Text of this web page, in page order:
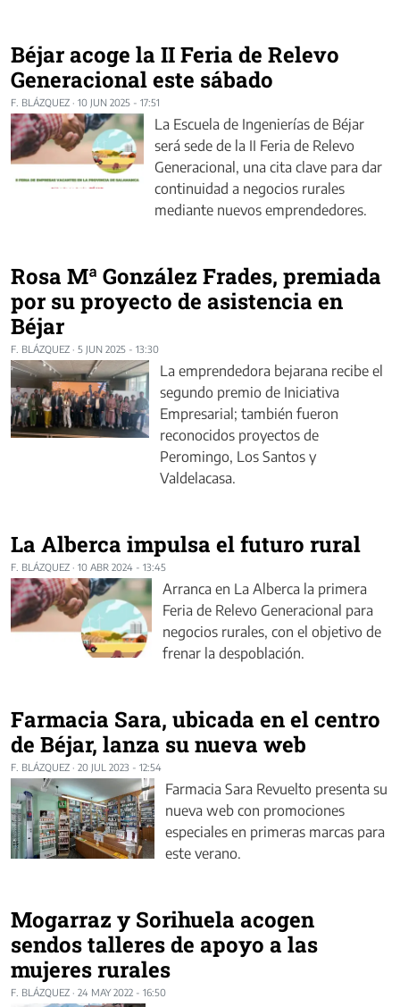
Béjar acoge la II Feria de Relevo
Generacional este sábado
F. BLÁZQUEZ · 10 JUN 2025 - 17:51
La Escuela de Ingenierías de Béjar
será sede de la II Feria de Relevo
Generacional, una cita clave para dar
continuidad a negocios rurales
mediante nuevos emprendedores.
Rosa Mª González Frades, premiada
por su proyecto de asistencia en
Béjar
F. BLÁZQUEZ · 5 JUN 2025 - 13:30
La emprendedora bejarana recibe el
segundo premio de Iniciativa
Empresarial; también fueron
reconocidos proyectos de
Peromingo, Los Santos y
Valdelacasa.
La Alberca impulsa el futuro rural
F. BLÁZQUEZ · 10 ABR 2024 - 13:45
Arranca en La Alberca la primera
Feria de Relevo Generacional para
negocios rurales, con el objetivo de
frenar la despoblación.
Farmacia Sara, ubicada en el centro
de Béjar, lanza su nueva web
F. BLÁZQUEZ · 20 JUL 2023 - 12:54
Farmacia Sara Revuelto presenta su
nueva web con promociones
especiales en primeras marcas para
este verano.
Mogarraz y Sorihuela acogen
sendos talleres de apoyo a las
mujeres rurales
F. BLÁZQUEZ · 24 MAY 2022 - 16:50